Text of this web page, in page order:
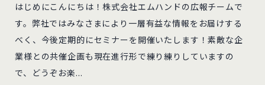
はじめにこんにちは！株式会社エムハンドの広報チームで
す。弊社ではみなさまにより一層有益な情報をお届けする
べく、今後定期的にセミナーを開催いたします！素敵な企
業様との共催企画も現在進行形で練り練りしていますの
で、どうぞお楽...